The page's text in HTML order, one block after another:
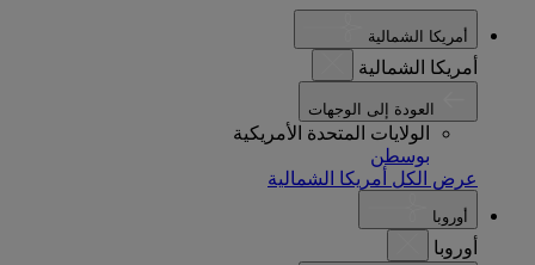
أمريكا الشمالية
أمريكا الشمالية
الولايات المتحدة الأمريكية
بوسطن
عرض الكل أمريكا الشمالية
أوروبا
أوروبا